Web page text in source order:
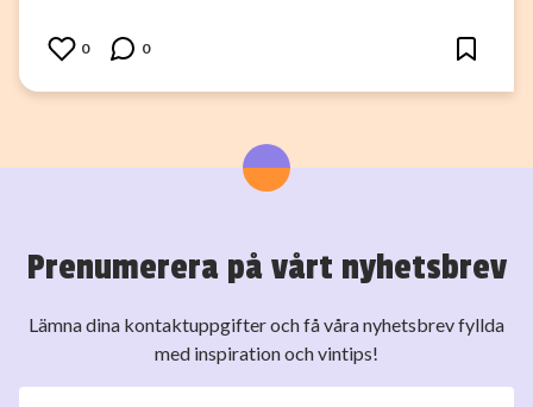
0 0
Prenumerera på vårt nyhetsbrev
Lämna dina kontaktuppgifter och få våra nyhetsbrev fyllda
med inspiration och vintips!